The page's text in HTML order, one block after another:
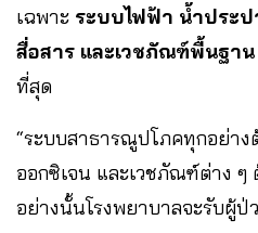
เฉพาะ ระบบไฟฟ้า น้ำประ
สื่อสาร และเวชภัณฑ์พื้นฐาน
ที่สุด
“ระบบสาธารณูปโภคทุกอย่า
ออกซิเจน และเวชภัณฑ์ต่าง ๆ
อย่างนั้นโรงพยาบาลจะรับผู้ป่